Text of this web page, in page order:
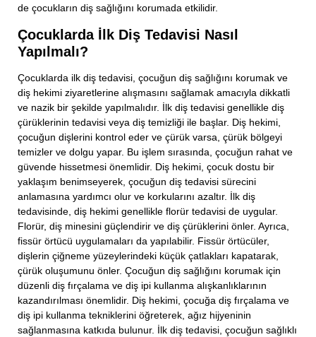
de çocukların diş sağlığını korumada etkilidir.
Çocuklarda İlk Diş Tedavisi Nasıl
Yapılmalı?
Çocuklarda ilk diş tedavisi, çocuğun diş sağlığını korumak ve
diş hekimi ziyaretlerine alışmasını sağlamak amacıyla dikkatli
ve nazik bir şekilde yapılmalıdır. İlk diş tedavisi genellikle diş
çürüklerinin tedavisi veya diş temizliği ile başlar. Diş hekimi,
çocuğun dişlerini kontrol eder ve çürük varsa, çürük bölgeyi
temizler ve dolgu yapar. Bu işlem sırasında, çocuğun rahat ve
güvende hissetmesi önemlidir. Diş hekimi, çocuk dostu bir
yaklaşım benimseyerek, çocuğun diş tedavisi sürecini
anlamasına yardımcı olur ve korkularını azaltır. İlk diş
tedavisinde, diş hekimi genellikle florür tedavisi de uygular.
Florür, diş minesini güçlendirir ve diş çürüklerini önler. Ayrıca,
fissür örtücü uygulamaları da yapılabilir. Fissür örtücüler,
dişlerin çiğneme yüzeylerindeki küçük çatlakları kapatarak,
çürük oluşumunu önler. Çocuğun diş sağlığını korumak için
düzenli diş fırçalama ve diş ipi kullanma alışkanlıklarının
kazandırılması önemlidir. Diş hekimi, çocuğa diş fırçalama ve
diş ipi kullanma tekniklerini öğreterek, ağız hijyeninin
sağlanmasına katkıda bulunur. İlk diş tedavisi, çocuğun sağlıklı